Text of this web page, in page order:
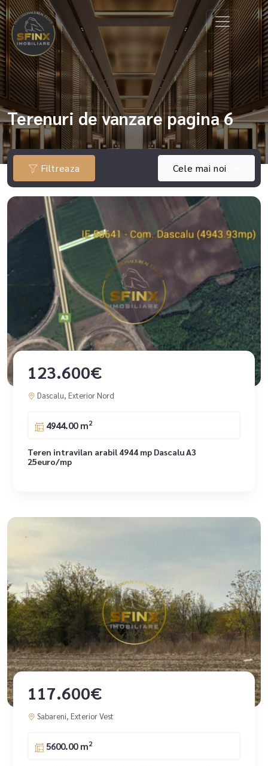
Terenuri de vanzare pagina 6
Filtreaza Cele mai noi
123.600€
Dascalu, Exterior Nord
4944.00 m2
Teren intravilan arabil 4944 mp Dascalu A3
25euro/mp
117.600€
Sabareni, Exterior Vest
5600.00 m2